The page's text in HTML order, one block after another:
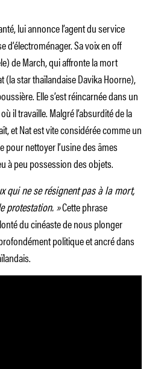
lui annonce l’agent du service
d’électroménager. Sa voix en off
de March, qui affronte la mort
(la star thaïlandaise Davika Hoorne),
Elle s’est réincarnée dans un
il travaille. Malgré l’absurdité de la
et Nat est vite considérée comme un
pour nettoyer l’usine des âmes
à peu possession des objets.
qui ne se résignent pas à la mort,
protestation. »Cette phrase
du cinéaste de nous plonger
politique et ancré dans